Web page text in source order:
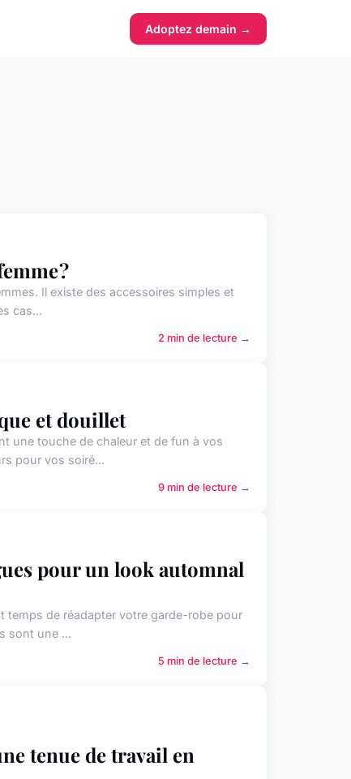
Adoptez demain →
?
Il existe des accessoires simples et
cas...
2 min de lecture →
et douillet
une touche de chaleur et de fun à vos
pour vos soiré...
9 min de lecture →
pour un look automnal
temps de réadapter votre garde-robe pour
sont une ...
5 min de lecture →
tenue de travail en